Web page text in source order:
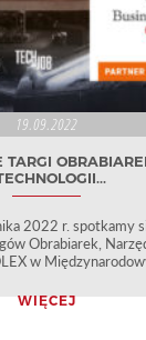
19.09.2022
TARGI
2022 r. spotkamy
Obrabiarek,
w
WIĘCEJ